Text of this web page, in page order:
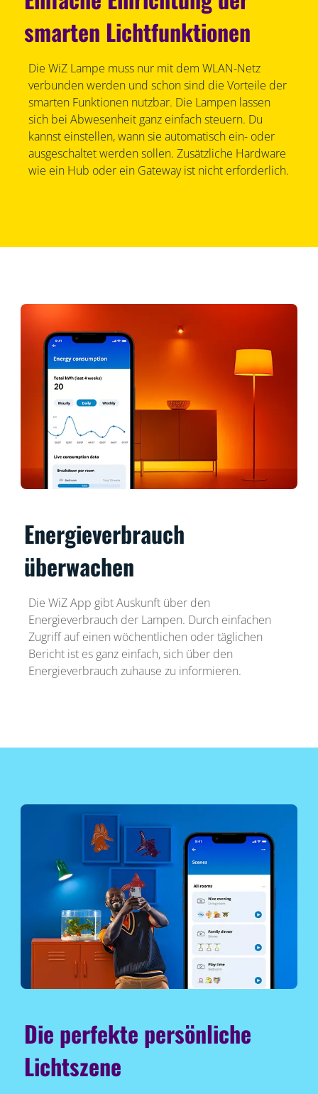
smarten Lichtfunktionen
Die WiZ Lampe muss nur mit dem WLAN-Netz
verbunden werden und schon sind die Vorteile der
smarten Funktionen nutzbar. Die Lampen lassen
sich bei Abwesenheit ganz einfach steuern. Du
kannst einstellen, wann sie automatisch ein- oder
ausgeschaltet werden sollen. Zusätzliche Hardware
wie ein Hub oder ein Gateway ist nicht erforderlich.
Energieverbrauch
überwachen
Die WiZ App gibt Auskunft über den
Energieverbrauch der Lampen. Durch einfachen
Zugriff auf einen wöchentlichen oder täglichen
Bericht ist es ganz einfach, sich über den
Energieverbrauch zuhause zu informieren.
Die perfekte persönliche
Lichtszene